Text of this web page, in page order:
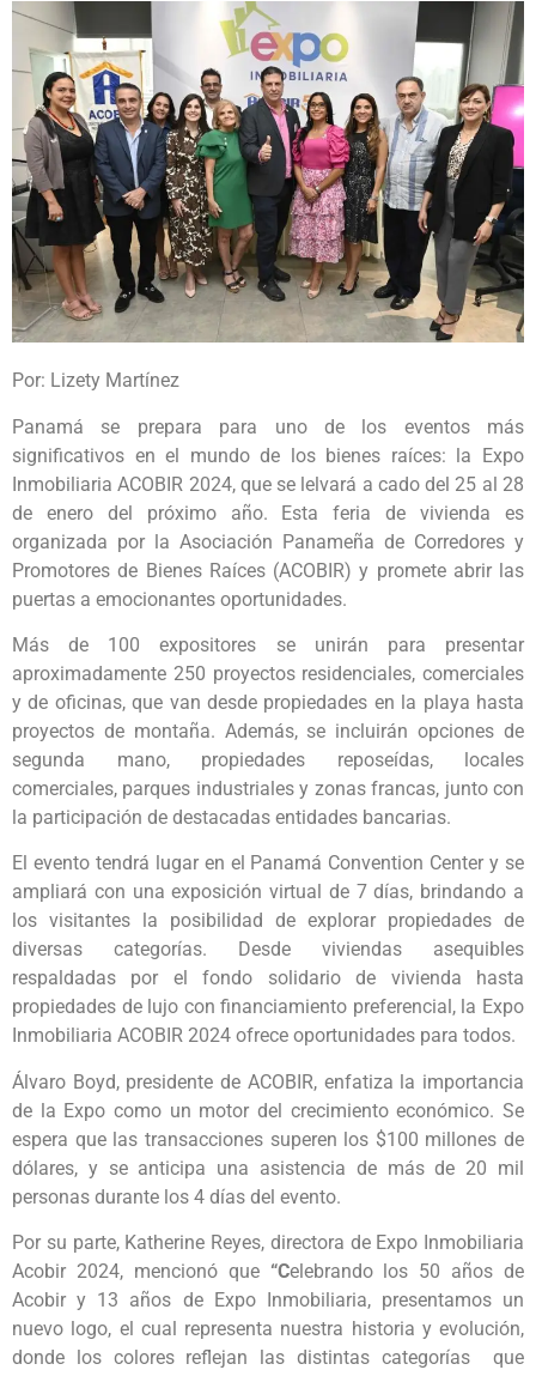
Por: Lizety Martínez
Panamá se prepara para uno de los eventos más
significativos en el mundo de los bienes raíces: la Expo
Inmobiliaria ACOBIR 2024, que se lelvará a cado del 25 al 28
de enero del próximo año. Esta feria de vivienda es
organizada por la Asociación Panameña de Corredores y
Promotores de Bienes Raíces (ACOBIR) y promete abrir las
puertas a emocionantes oportunidades.
Más de 100 expositores se unirán para presentar
aproximadamente 250 proyectos residenciales, comerciales
y de oficinas, que van desde propiedades en la playa hasta
proyectos de montaña. Además, se incluirán opciones de
segunda mano, propiedades reposeídas, locales
comerciales, parques industriales y zonas francas, junto con
la participación de destacadas entidades bancarias.
El evento tendrá lugar en el Panamá Convention Center y se
ampliará con una exposición virtual de 7 días, brindando a
los visitantes la posibilidad de explorar propiedades de
diversas categorías. Desde viviendas asequibles
respaldadas por el fondo solidario de vivienda hasta
propiedades de lujo con financiamiento preferencial, la Expo
Inmobiliaria ACOBIR 2024 ofrece oportunidades para todos.
Álvaro Boyd, presidente de ACOBIR, enfatiza la importancia
de la Expo como un motor del crecimiento económico. Se
espera que las transacciones superen los $100 millones de
dólares, y se anticipa una asistencia de más de 20 mil
personas durante los 4 días del evento.
Por su parte, Katherine Reyes, directora de Expo Inmobiliaria
Acobir 2024, mencionó que “Celebrando los 50 años de
Acobir y 13 años de Expo Inmobiliaria, presentamos un
nuevo logo, el cual representa nuestra historia y evolución,
donde los colores reflejan las distintas categorías que